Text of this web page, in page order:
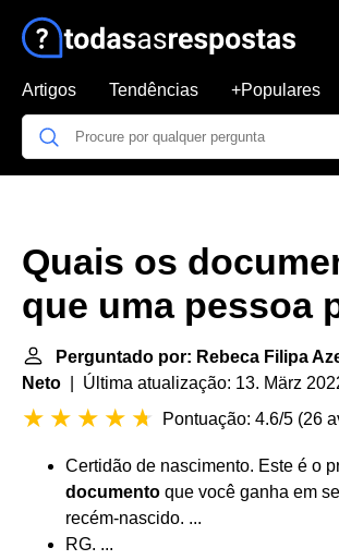
Artigos Tendências +Populares
Quais os
que uma pessoa
Perguntado por: Rebeca Filipa
Neto | Última atualização: 13. März
Pontuação: 4.6/5 (26
Certidão de nascimento. Este é o
documento que você ganha em
recém-nascido. ...
RG. ...